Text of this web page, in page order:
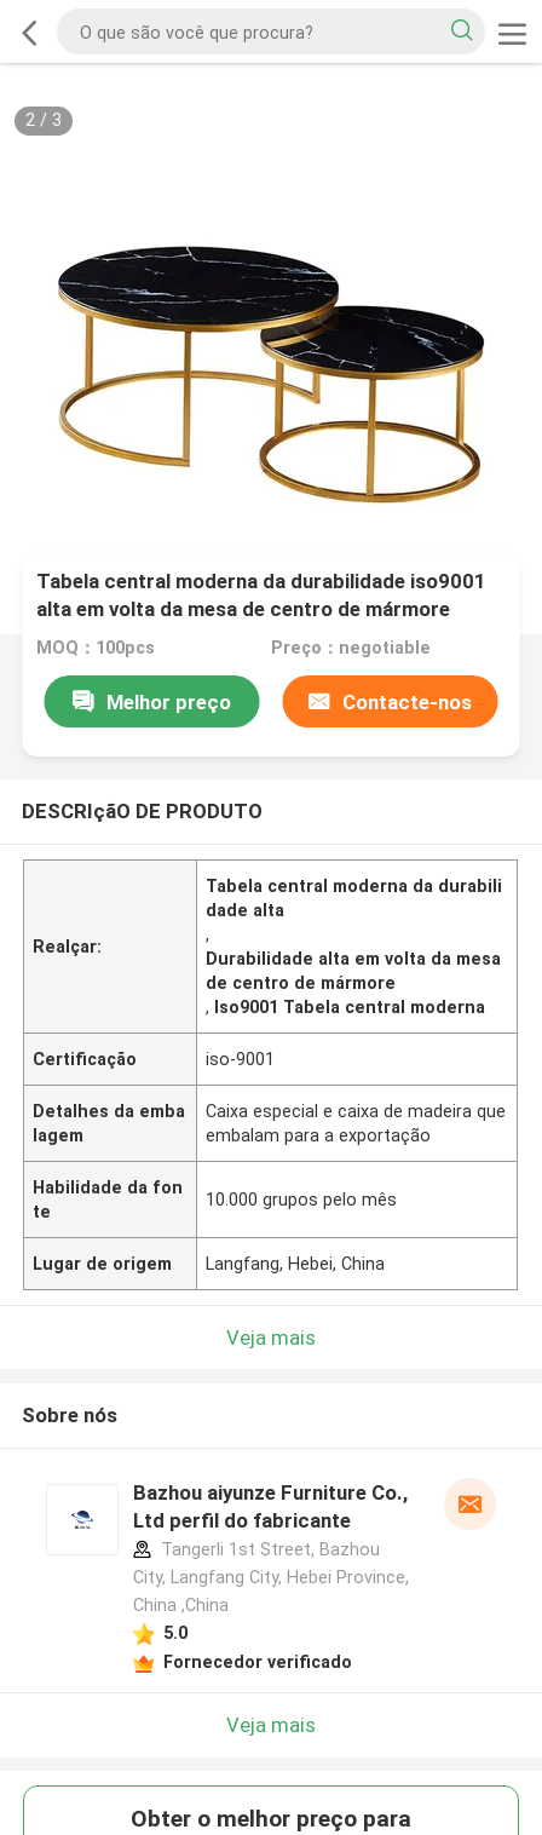
2/ 3
Tabela central moderna da durabilidade iso9001
alta em volta da mesa de centro de mármore
MOQ：100pcs Preço：negotiable
Melhor preço Contacte-nos
DESCRIçãO DE PRODUTO
Realçar:
Tabela central moderna da durabili
dade alta
,
Durabilidade alta em volta da mesa
de centro de mármore
, Iso9001 Tabela central moderna
Certificação iso-9001
Detalhes da emba
lagem
Caixa especial e caixa de madeira que
embalam para a exportação
Habilidade da fon
te
10.000 grupos pelo mês
Lugar de origem Langfang, Hebei, China
Veja mais
Sobre nós
Bazhou aiyunze Furniture Co.,
Ltd perfil do fabricante
Tangerli 1st Street, Bazhou
City, Langfang City, Hebei Province,
China ,China
5.0
Fornecedor verificado
Veja mais
Obter o melhor preço para